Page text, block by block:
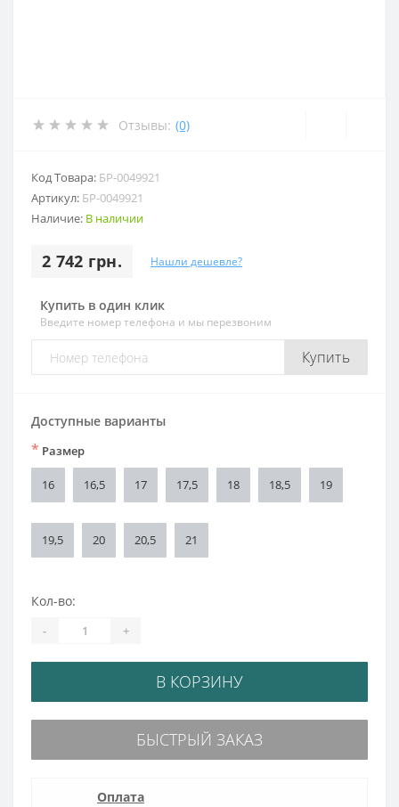
Отзывы: (0)
Код Товара: БР-0049921
Артикул: БР-0049921
Наличие: В наличии
2 742 грн. Нашли дешевле?
Купить в один клик
Введите номер телефона и мы перезвоним
Купить
Доступные варианты
* Размер
16 16,5 17 17,5 18 18,5 19
19,5 20 20,5 21
Кол-во:
- +
В КОРЗИНУ
БЫСТРЫЙ ЗАКАЗ
Оплата